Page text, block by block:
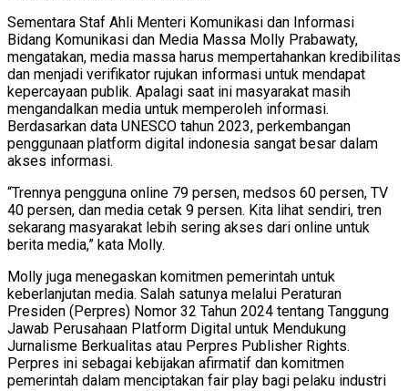
Sementara Staf Ahli Menteri Komunikasi dan Informasi
Bidang Komunikasi dan Media Massa Molly Prabawaty,
mengatakan, media massa harus mempertahankan kredibilitas
dan menjadi verifikator rujukan informasi untuk mendapat
kepercayaan publik. Apalagi saat ini masyarakat masih
mengandalkan media untuk memperoleh informasi.
Berdasarkan data UNESCO tahun 2023, perkembangan
penggunaan platform digital indonesia sangat besar dalam
akses informasi.
“Trennya pengguna online 79 persen, medsos 60 persen, TV
40 persen, dan media cetak 9 persen. Kita lihat sendiri, tren
sekarang masyarakat lebih sering akses dari online untuk
berita media,” kata Molly.
Molly juga menegaskan komitmen pemerintah untuk
keberlanjutan media. Salah satunya melalui Peraturan
Presiden (Perpres) Nomor 32 Tahun 2024 tentang Tanggung
Jawab Perusahaan Platform Digital untuk Mendukung
Jurnalisme Berkualitas atau Perpres Publisher Rights.
Perpres ini sebagai kebijakan afirmatif dan komitmen
pemerintah dalam menciptakan fair play bagi pelaku industri